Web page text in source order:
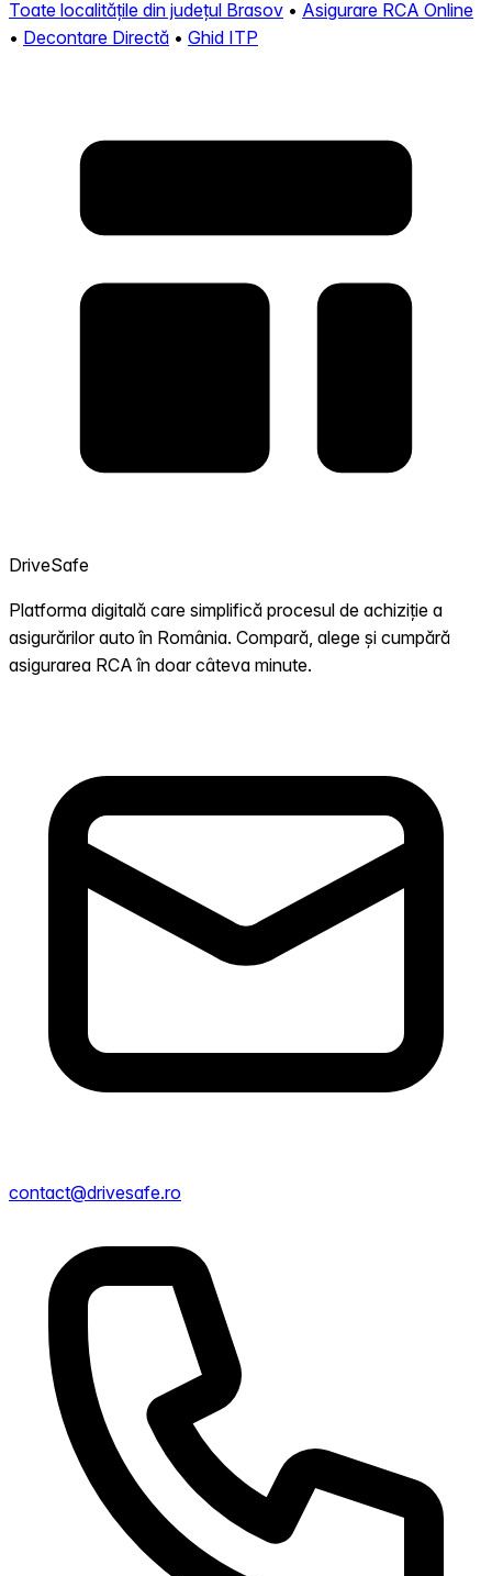
Toate localitățile din județul Brasov • Asigurare RCA Online
• Decontare Directă • Ghid ITP
DriveSafe
Platforma digitală care simplifică procesul de achiziție a
asigurărilor auto în România. Compară, alege și cumpără
asigurarea RCA în doar câteva minute.
contact@drivesafe.ro